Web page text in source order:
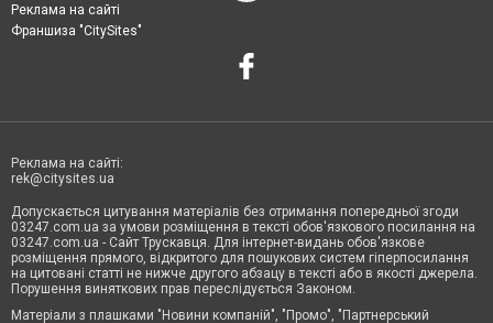
Реклама на сайті
Франшиза "CitySites"
Реклама на сайті:
rek@citysites.ua
Допускається цитування матеріалів без отримання попередньої згоди
03247.com.ua за умови розміщення в тексті обов'язкового посилання на
03247.com.ua - Сайт Трускавця. Для інтернет-видань обов'язкове
розміщення прямого, відкритого для пошукових систем гіперпосилання
на цитовані статті не нижче другого абзацу в тексті або в якості джерела.
Порушення виняткових прав переслідується Законом.
Матеріали з плашками "Новини компаній", "Промо", "Партнерський